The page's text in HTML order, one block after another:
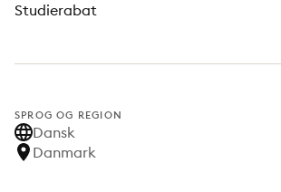
Studierabat
SPROG OG REGION
Dansk
Danmark